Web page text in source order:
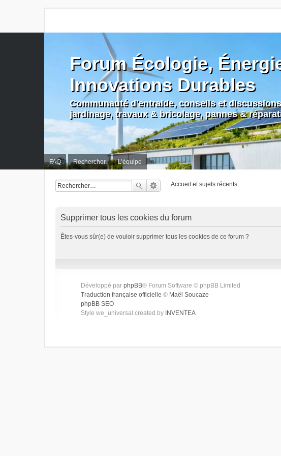
FAQ Rechercher L’équipe
Forum Écologie,
Innovations Durables
Communauté d'entraide, conseils et
jardinage, travaux & bricolage, pannes &
Accueil et sujets récents
Supprimer tous les cookies du forum
Êtes-vous sûr(e) de vouloir supprimer tous les cookies de ce forum ?
Développé parphpBB® Forum Software © phpBB Limited
Traduction française officielle © Maël Soucaze
phpBB SEO
Style we_universal created by INVENTEA